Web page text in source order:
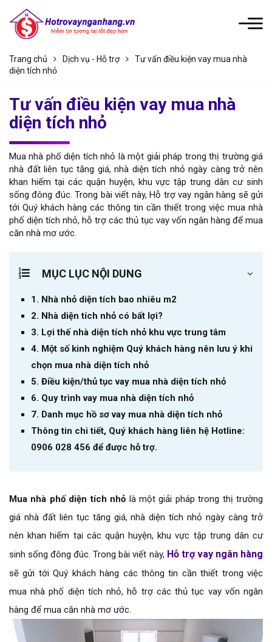
Trang chủ Dịch vụ - Hỗ trợ
Tư vấn điều kiện vay mua nhà
diện tích nhỏ
Tư vấn điều kiện vay mua nhà
diện tích nhỏ
Mua nhà phố diện tích nhỏ là một giải pháp trong thị trường giá
nhà đất liên tục tăng giá, nhà diện tích nhỏ ngày càng trở nên
khan hiếm tại các quận huyện, khu vực tập trung dân cư sinh
sống đông đúc. Trong bài viết này, Hỗ trợ vay ngân hàng sẽ gửi
tới Quý khách hàng các thông tin cần thiết trong việc mua nhà
phố diện tích nhỏ, hỗ trợ các thủ tục vay vốn ngân hàng để mua
căn nhà mơ ước.
MỤC LỤC NỘI DUNG
1. Nhà nhỏ diện tích bao nhiêu m2
2. Nhà diện tích nhỏ có bất lợi?
3. Lợi thế nhà diện tích nhỏ khu vực trung tâm
4. Một số kinh nghiệm Quý khách hàng nên lưu ý khi
chọn mua nhà diện tích nhỏ
5. Điều kiện/thủ tục vay mua nhà diện tích nhỏ
6. Quy trình vay mua nhà diện tích nhỏ
7. Danh mục hồ sơ vay mua nhà diện tích nhỏ
Thông tin chi tiết, Quý khách hàng liên hệ Hotline:
0906 028 456 để được hỗ trợ.
Mua nhà phố diện tích nhỏ là một giải pháp trong thị trường
giá nhà đất liên tục tăng giá, nhà diện tích nhỏ ngày càng trở
nên khan hiếm tại các quận huyện, khu vực tập trung dân cư
sinh sống đông đúc. Trong bài viết này, Hỗ trợ vay ngân hàng
sẽ gửi tới Quý khách hàng các thông tin cần thiết trong việc
mua nhà phố diện tích nhỏ, hỗ trợ các thủ tục vay vốn ngân
hàng để mua căn nhà mơ ước.